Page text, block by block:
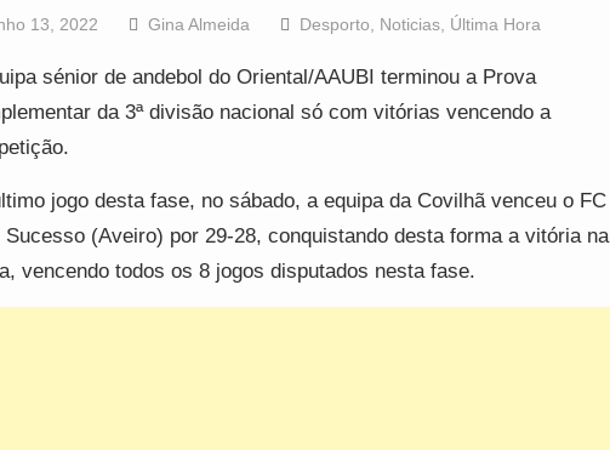
13, 2022 Gina Almeida Desporto Noticias, Última Hora
sénior de andebol do Oriental/AAUBI terminou a Prova
da 3ª divisão nacional só com vitórias vencendo a
jogo desta fase, no sábado, a equipa da Covilhã venceu o FC
Sucesso (Aveiro) por 29-28, conquistando desta forma a vitória na
vencendo todos os 8 jogos disputados nesta fase.